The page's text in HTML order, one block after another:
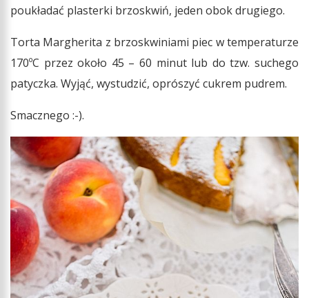
poukładać plasterki brzoskwiń, jeden obok drugiego.
Torta Margherita z brzoskwiniami piec w temperaturze
170ºC przez około 45 – 60 minut lub do tzw. suchego
patyczka. Wyjąć, wystudzić, oprószyć cukrem pudrem.
Smacznego :-).